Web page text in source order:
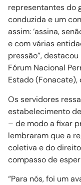
representantes do
conduzida e um
assim: ‘assina,
e com várias
pressão”,
Fórum Nacional
Estado (Fonacate),
Os servidores
estabelecimento
– de modo a fixar
lembraram que a
coletiva e do
compasso de
“Para nós, foi um